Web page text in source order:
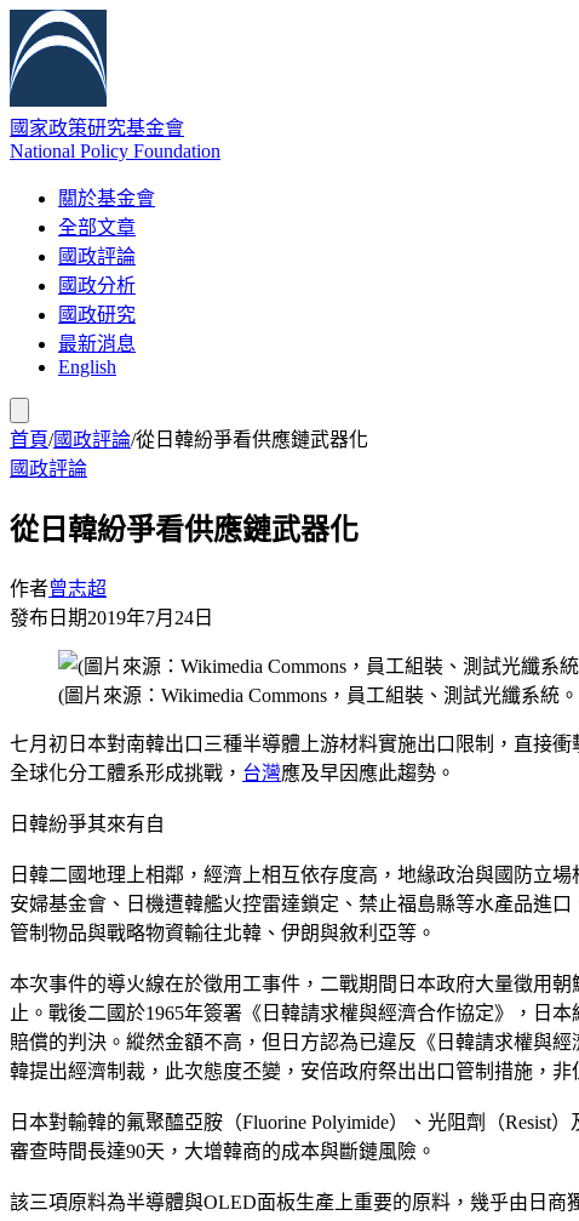
國家政策研究基金會
National Policy Foundation
關於基金會
全部文章
國政評論
國政分析
國政研究
最新消息
English
首頁/國政評論/從日韓紛爭看供應鏈武器化
國政評論
從日韓紛爭看供應鏈武器化
作者曾志超
發布日期2019年7月24日
(圖片來源：Wikimedia Commons，員工組裝、測試光纖系統
七月初日本對南韓出口三種半導體上游材料實施出口限制，直接
全球化分工體系形成挑戰， 台灣應及早因應此趨勢。
日韓紛爭其來有自
日韓二國地理上相鄰，經濟上相互依存度高，地緣政治與國防立
安婦基金會、日機遭韓艦火控雷達鎖定、禁止福島縣等水產品進
管制物品與戰略物資輸往北韓、伊朗與敘利亞等。
本次事件的導火線在於徵用工事件，二戰期間日本政府大量徵用
止。戰後二國於1965年簽署《日韓請求權與經濟合作協定》，日
賠償的判決。縱然金額不高，但日方認為已違反《日韓請求權與
韓提出經濟制裁，此次態度丕變，安倍政府祭出出口管制措施，
日本對輸韓的氟聚醯亞胺（Fluorine Polyimide）、光阻劑（
審查時間長達90天，大增韓商的成本與斷鏈風險。
該三項原料為半導體與OLED面板生產上重要的原料，幾乎由日